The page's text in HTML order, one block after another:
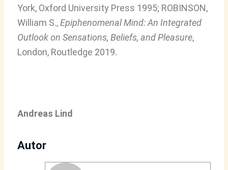
York, Oxford University Press 1995; ROBINSON,
William S.,Epiphenomenal Mind: An Integrated
Outlook on Sensations, Beliefs, and Pleasure,
London, Routledge 2019.
Andreas Lind
Autor